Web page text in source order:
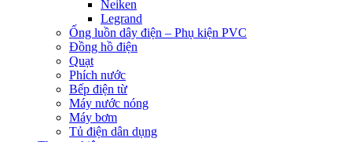
Neiken
Legrand
Ống luồn dây điện – Phụ kiện PVC
Đồng hồ điện
Quạt
Phích nước
Bếp điện từ
Máy nước nóng
Máy bơm
Tủ điện dân dụng